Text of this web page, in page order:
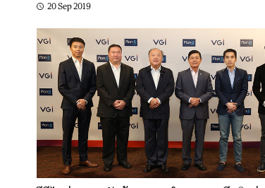
20 Sep 2019